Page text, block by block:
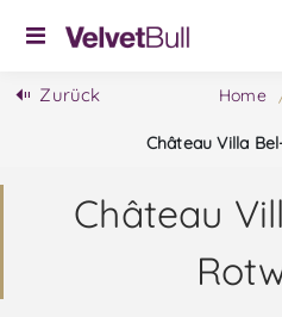
Zurück Home
Château Villa
Château